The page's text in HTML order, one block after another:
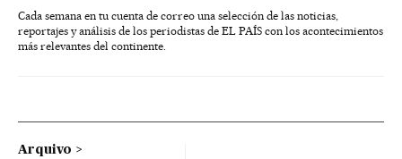
Cada semana en tu cuenta de correo una selección de las noticias,
reportajes y análisis de los periodistas de EL PAÍS con los acontecimientos
más relevantes del continente.
Arquivo